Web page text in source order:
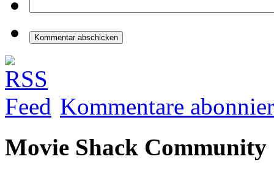
Kommentare
Movie Shack Community